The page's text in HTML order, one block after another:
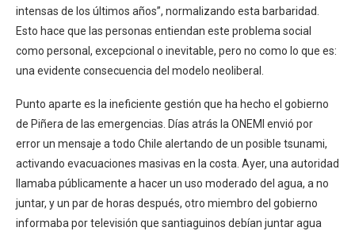
intensas de los últimos años”, normalizando esta barbaridad.
Esto hace que las personas entiendan este problema social
como personal, excepcional o inevitable, pero no como lo que es:
una evidente consecuencia del modelo neoliberal.
Punto aparte es la ineficiente gestión que ha hecho el gobierno
de Piñera de las emergencias. Días atrás la ONEMI envió por
error un mensaje a todo Chile alertando de un posible tsunami,
activando evacuaciones masivas en la costa. Ayer, una autoridad
llamaba públicamente a hacer un uso moderado del agua, a no
juntar, y un par de horas después, otro miembro del gobierno
informaba por televisión que santiaguinos debían juntar agua